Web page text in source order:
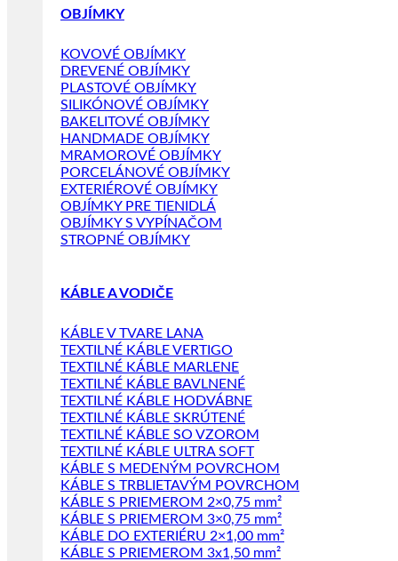
OBJÍMKY
KOVOVÉ OBJÍMKY
DREVENÉ OBJÍMKY
PLASTOVÉ OBJÍMKY
SILIKÓNOVÉ OBJÍMKY
BAKELITOVÉ OBJÍMKY
HANDMADE OBJÍMKY
MRAMOROVÉ OBJÍMKY
PORCELÁNOVÉ OBJÍMKY
EXTERIÉROVÉ OBJÍMKY
OBJÍMKY PRE TIENIDLÁ
OBJÍMKY S VYPÍNAČOM
STROPNÉ OBJÍMKY
KÁBLE A VODIČE
KÁBLE V TVARE LANA
TEXTILNÉ KÁBLE VERTIGO
TEXTILNÉ KÁBLE MARLENE
TEXTILNÉ KÁBLE BAVLNENÉ
TEXTILNÉ KÁBLE HODVÁBNE
TEXTILNÉ KÁBLE SKRÚTENÉ
TEXTILNÉ KÁBLE SO VZOROM
TEXTILNÉ KÁBLE ULTRA SOFT
KÁBLE S MEDENÝM POVRCHOM
KÁBLE S TRBLIETAVÝM POVRCHOM
KÁBLE S PRIEMEROM 2×0,75 mm²
KÁBLE S PRIEMEROM 3×0,75 mm²
KÁBLE DO EXTERIÉRU 2×1,00 mm²
KÁBLE S PRIEMEROM 3x1,50 mm²